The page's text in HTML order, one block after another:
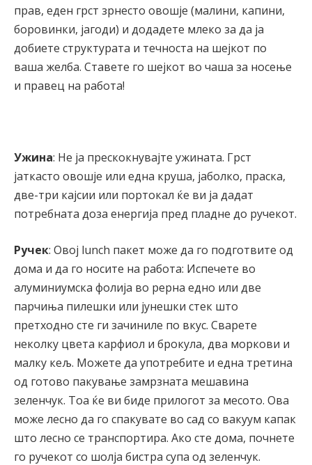
прав, еден грст зрнесто овошје (малини, капини,
боровинки, јагоди) и додадете млеко за да ја
добиете структурата и течноста на шејкот по
ваша желба. Ставете го шејкот во чаша за носење
и правец на работа!
Ужина: Не ја прескокнувајте ужината. Грст
јаткасто овошје или една круша, јаболко, праска,
две-три кајсии или портокал ќе ви ја дадат
потребната доза енергија пред пладне до ручекот.
Ручек: Овој lunch пакет може да го подготвите од
дома и да го носите на работа: Испечете во
алуминиумска фолија во рерна едно или две
парчиња пилешки или јунешки стек што
претходно сте ги зачиниле по вкус. Сварете
неколку цвета карфиол и брокула, два моркови и
малку кељ. Можете да употребите и една третина
од готово пакување замрзната мешавина
зеленчук. Тоа ќе ви биде прилогот за месото. Ова
може лесно да го спакувате во сад со вакуум капак
што лесно се транспортира. Ако сте дома, почнете
го ручекот со шолја бистра супа од зеленчук.